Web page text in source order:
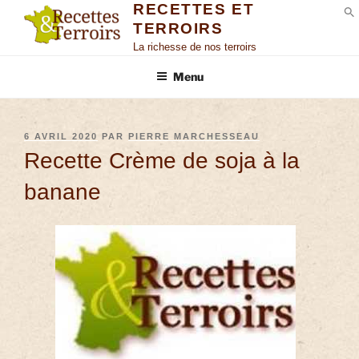
RECETTES ET
TERROIRS
La richesse de nos terroirs
Menu
6 AVRIL 2020 PAR PIERRE MARCHESSEAU
Recette Crème de soja à la
banane